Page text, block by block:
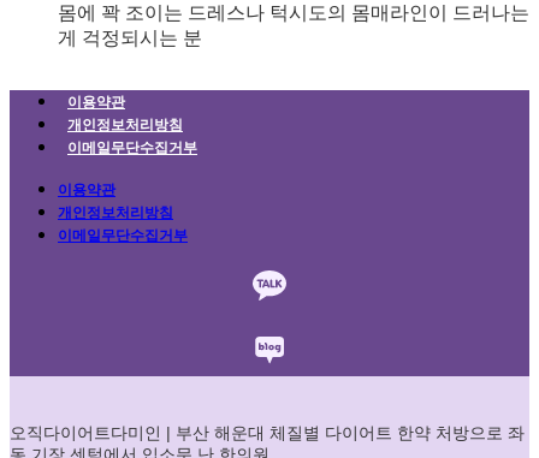
몸에 꽉 조이는 드레스나 턱시도의 몸매라인이 드러나는
게 걱정되시는 분
이용약관
개인정보처리방침
이메일무단수집거부
이용약관
개인정보처리방침
이메일무단수집거부
오직다이어트다미인 | 부산 해운대 체질별 다이어트 한약 처방으로 좌